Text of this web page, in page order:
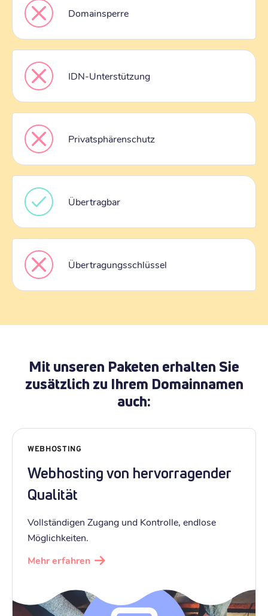
Domainsperre
IDN-Unterstützung
Privatsphärenschutz
Übertragbar
Übertragungsschlüssel
Mit unseren Paketen erhalten Sie
zusätzlich zu Ihrem Domainnamen
auch:
WEBHOSTING
Webhosting von hervorragender
Qualität
Vollständigen Zugang und Kontrolle, endlose
Möglichkeiten.
Mehr erfahren